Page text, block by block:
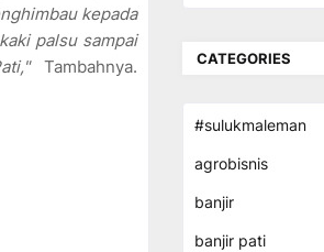
kepada
palsu sampai
Tambahnya.
CATEGORIES
#sulukmaleman
agrobisnis
banjir
banjir pati